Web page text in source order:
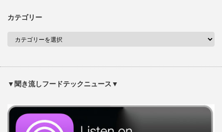
カテゴリー
▼聞き流しフードテックニュース▼